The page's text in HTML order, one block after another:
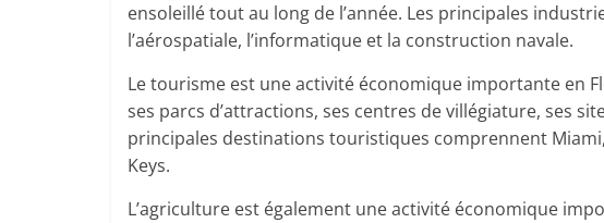
ensoleillé tout au long de l’année. Les principales
l’aérospatiale, l’informatique et la construction navale.
Le tourisme est une activité économique importante en
ses parcs d’attractions, ses centres de villégiature, ses
principales destinations touristiques comprennent
Keys.
L’agriculture est également une activité économique